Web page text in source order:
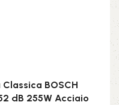
BOSCH
dB 255W Acciaio